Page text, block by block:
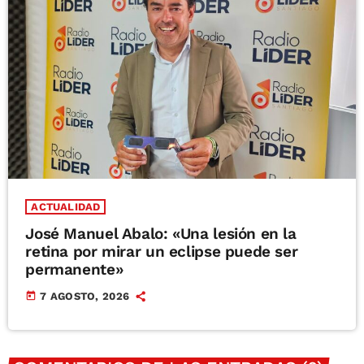
ACTUALIDAD
José Manuel Abalo: «Una lesión en la
retina por mirar un eclipse puede ser
permanente»
today 7 AGOSTO, 2026